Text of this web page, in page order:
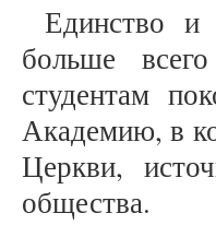
Единство и
больше
студентам
Академию, в
Церкви,
общества.